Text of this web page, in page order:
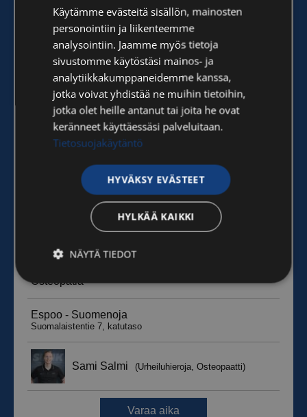
ENGLISH
Käytämme evästeitä sisällön, mainosten
personointiin ja liikenteemme
analysointiin. Jaamme myös tietoja
sivustomme käytöstäsi mainos- ja
analytiikkakumppaneidemme kanssa,
jotka voivat yhdistää ne muihin tietoihin,
jotka olet heille antanut tai joita he ovat
keränneet käyttäessäsi palveluitaan.
Tietosuojakäytäntö
HYVÄKSY EVÄSTEET
HYLKÄÄ KAIKKI
NÄYTÄ TIEDOT
Ehdottomasti
välttämättömät
Suorituskyvylliset
Luokittelemattomat